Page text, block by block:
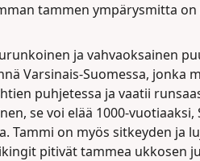
tammen ympärysmitta on
ja vahvaoksainen
Varsinais-Suomessa, jonka
puhjetessa ja vaatii
se voi elää 1000-vuotiaaksi,
Tammi on myös sitkeyden ja
pitivät tammea ukkosen